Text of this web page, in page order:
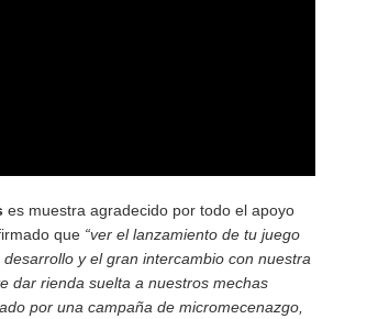
es muestra agradecido por todo el apoyo
que “ver el lanzamiento de tu juego
y el gran intercambio con nuestra
dar rienda suelta a nuestros mechas
por una campaña de micromecenazgo,